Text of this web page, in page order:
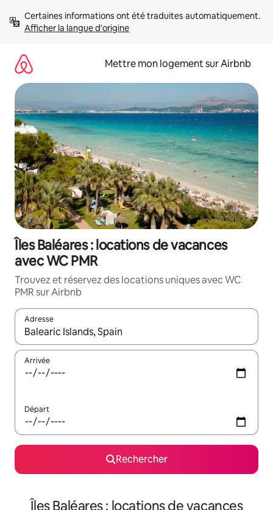
directement
Afficher la langue d'origine
Mettre mon logement sur Airbnb
Îles Baléares : locations de vacances
avec WC PMR
Trouvez et réservez des locations uniques avec WC
PMR sur Airbnb
Adresse
Lorsque les résultats s'affichent, utilisez les flèches vers le
Arrivée
Départ
Rechercher
Îles Baléares : locations de vacances